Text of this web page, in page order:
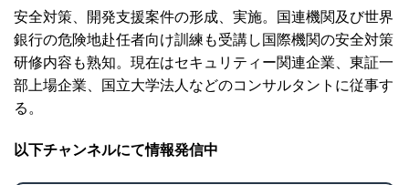
安全対策、開発支援案件の形成、実施。国連機関及び世界
銀行の危険地赴任者向け訓練も受講し国際機関の安全対策
研修内容も熟知。現在はセキュリティー関連企業、東証一
部上場企業、国立大学法人などのコンサルタントに従事す
る。
以下チャンネルにて情報発信中